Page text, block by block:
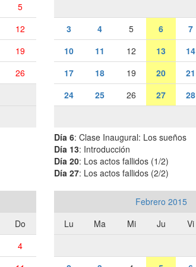
5
12
19
26
3
4 5 6 7
10
11 12 13 14
17
18 19 20 21
24
25 26 27 28
Día 6: Clase Inaugural: Los sueños
Día 13: Introducción
Día 20: Los actos fallidos (1/2)
Día 27: Los actos fallidos (2/2)
Do
4
Febrero 2015
Lu
Ma Mi Ju Vi